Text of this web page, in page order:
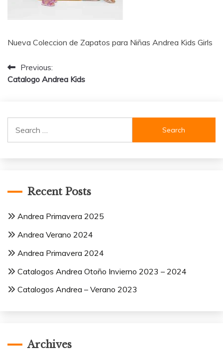
Nueva Coleccion de Zapatos para Niñas Andrea Kids Girls
Post
navigation
Previous:
Catalogo Andrea Kids
for:
Recent Posts
Andrea Primavera 2025
Andrea Verano 2024
Andrea Primavera 2024
Catalogos Andrea Otoño Invierno 2023 – 2024
Catalogos Andrea – Verano 2023
Archives